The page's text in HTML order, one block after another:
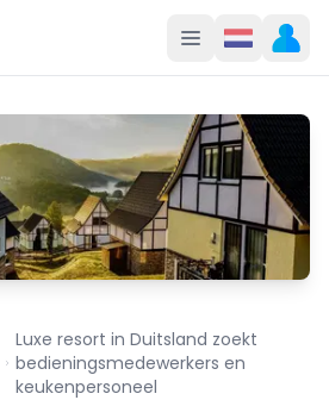
Luxe resort in Duitsland zoekt
bedieningsmedewerkers en
keukenpersoneel